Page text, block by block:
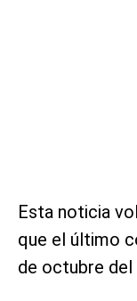
Esta noticia
que el último
de octubre del